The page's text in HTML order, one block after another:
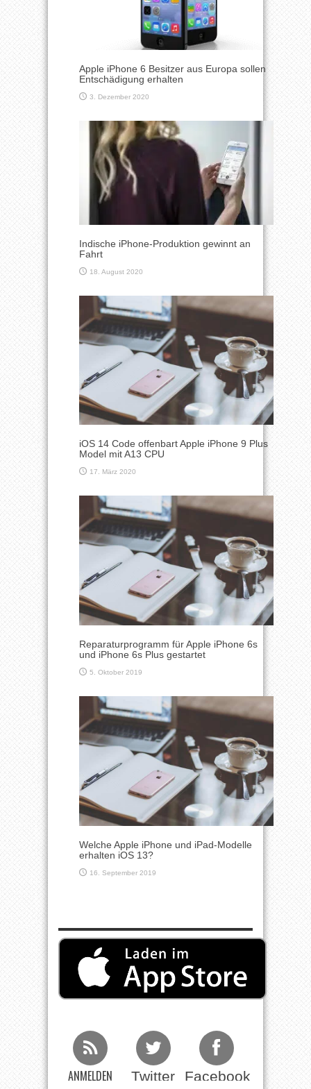
Apple iPhone 6 Besitzer aus Europa sollen
Entschädigung erhalten
3. Dezember 2020
Indische iPhone-Produktion gewinnt an
Fahrt
18. August 2020
iOS 14 Code offenbart Apple iPhone 9 Plus
Model mit A13 CPU
17. März 2020
Reparaturprogramm für Apple iPhone 6s
und iPhone 6s Plus gestartet
5. Oktober 2019
Welche Apple iPhone und iPad-Modelle
erhalten iOS 13?
16. September 2019
ANMELDEN Twitter Facebook